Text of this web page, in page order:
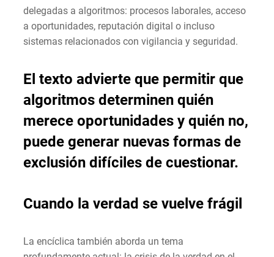
delegadas a algoritmos: procesos laborales, acceso
a oportunidades, reputación digital o incluso
sistemas relacionados con vigilancia y seguridad.
El texto advierte que permitir que
algoritmos determinen quién
merece oportunidades y quién no,
puede generar nuevas formas de
exclusión difíciles de cuestionar.
Cuando la verdad se vuelve frágil
La encíclica también aborda un tema